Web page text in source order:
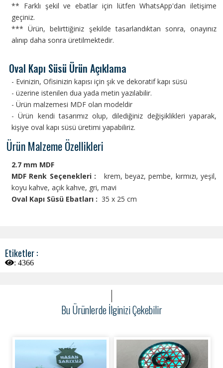
** Farklı şekil ve ebatlar için lütfen WhatsApp'dan iletişime
geçiniz.
*** Ürün, belirttiğiniz şekilde tasarlandıktan sonra, onayınız
alınıp daha sonra üretilmektedir.
Oval Kapı Süsü Ürün Açıklama
- Evinizin, Ofisinizin kapısı için şık ve dekoratif kapı süsü
- üzerine istenilen dua yada metin yazılabilir.
- Ürün malzemesi MDF olan modeldir
- Ürün kendi tasarımız olup, dilediğiniz değişiklikleri yaparak,
kişiye oval kapı süsü üretimi yapabiliriz.
Ürün Malzeme Özellikleri
2.7 mm MDF
MDF Renk Seçenekleri : krem, beyaz, pembe, kırmızı, yeşil,
koyu kahve, açık kahve, gri, mavi
Oval Kapı Süsü Ebatları : 35 x 25 cm
Etiketler :
: 4366
Bu Ürünlerde İlginizi Çekebilir